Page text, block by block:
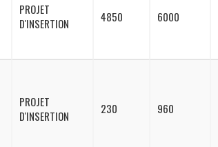
PROJET
D'INSERTION
4850 6000
PROJET
D'INSERTION
230 960